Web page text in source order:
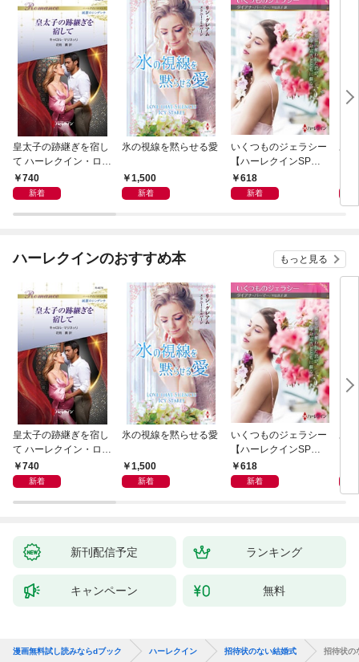
皇太子の跡継ぎを宿し
て ハーレクイン・ロマ
ンス～純潔のシンデレ
ラ～
740
新着
氷の視線を黙らせる愛
1,500
新着
いくつものジェラシー
【ハーレクインSP文
庫版】
618
新着
あ
レ
ク
ハーレクインのおすすめ本 もっと見る
皇太子の跡継ぎを宿し
て ハーレクイン・ロマ
ンス～純潔のシンデレ
ラ～
740
新着
氷の視線を黙らせる愛
1,500
新着
いくつものジェラシー
【ハーレクインSP文
庫版】
618
新着
あ
レ
ク
新刊配信予定 ランキング
キャンペーン 無料
漫画無料試し読みならdブック ハーレクイン 招待状のない結婚式 招待状の